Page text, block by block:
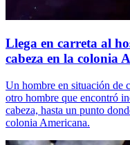
Llega en carreta al
cabeza en la colonia
Un hombre en situación de
otro hombre que encontró
cabeza, hasta un punto
colonia Americana.